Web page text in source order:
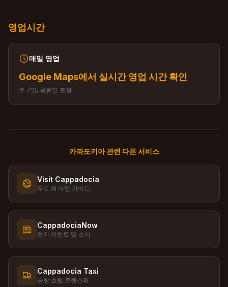
영업시간
매일 영업
Google Maps에서 실시간 영업 시간 확인
주 7일, 공휴일 포함
카파도키아 관련 다른 서비스
Visit Cappadocia
무료 AI 여행 가이드
CappadociaNow
현지 이벤트 및 소식
Cappadocia Taxi
공항·호텔 트랜스퍼